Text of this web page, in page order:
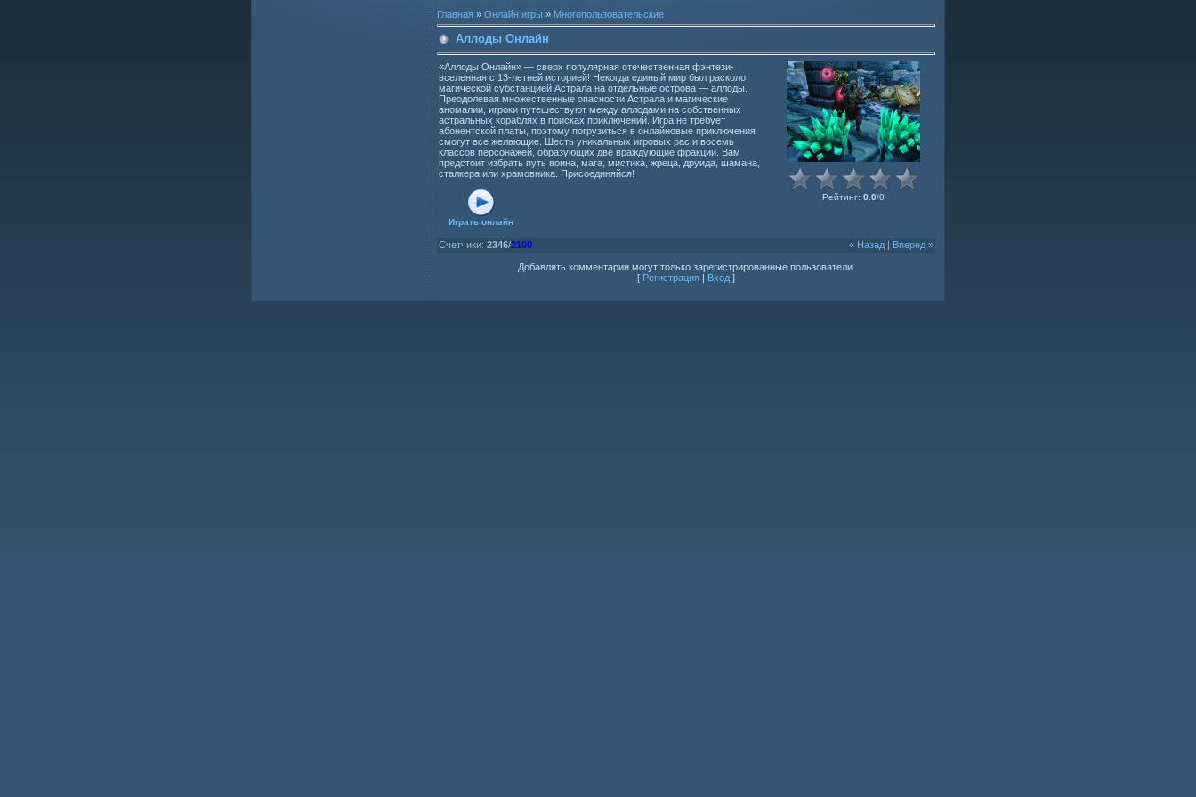
Главная » Онлайн игры » Многопользовательские
Аллоды Онлайн
«Аллоды Онлайн» — сверх популярная отечественная фэнтези-
вселенная с 13-летней историей! Некогда единый мир был расколот
магической субстанцией Астрала на отдельные острова — аллоды.
Преодолевая множественные опасности Астрала и магические
аномалии, игроки путешествуют между аллодами на собственных
астральных кораблях в поисках приключений. Игра не требует
абонентской платы, поэтому погрузиться в онлайновые приключения
смогут все желающие. Шесть уникальных игровых рас и восемь
классов персонажей, образующих две враждующие фракции. Вам
предстоит избрать путь воина, мага, мистика, жреца, друида, шамана,
сталкера или храмовника. Присоединяйся!
Играть онлайн
Рейтинг: 0.0/0
« Назад Вперед »
Счетчики: 2346/2100
Добавлять комментарии могут только зарегистрированные пользователи.
[ Регистрация Вход ]